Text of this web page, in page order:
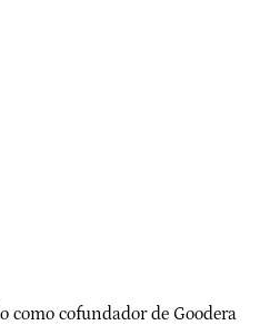
como cofundador de Goodera